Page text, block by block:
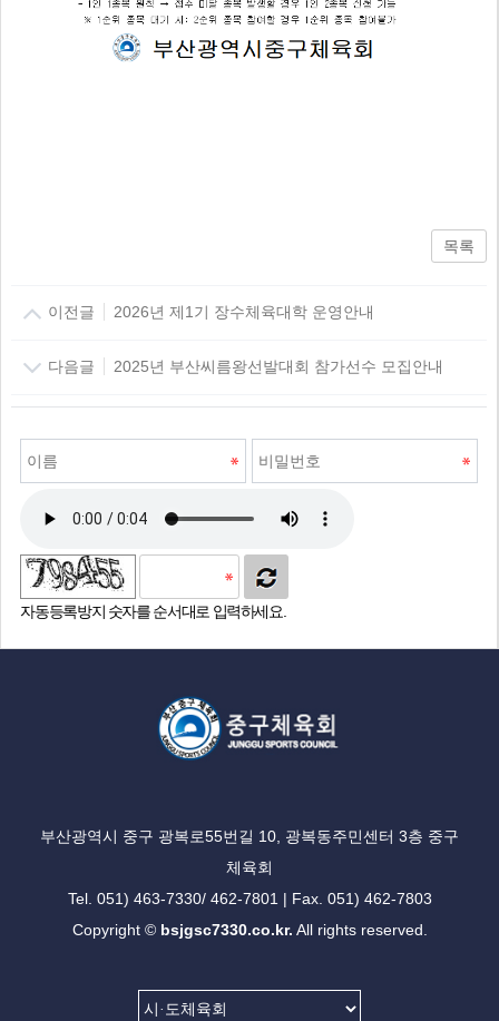
목록
이전글 2026년 제1기 장수체육대학 운영안내
다음글 2025년 부산씨름왕선발대회 참가선수 모집안내
자동등록방지 숫자를 순서대로 입력하세요.
부산광역시 중구 광복로55번길 10, 광복동주민센터 3층 중구
체육회
Tel. 051) 463-7330/ 462-7801 | Fax. 051) 462-7803
Copyright © bsjgsc7330.co.kr. All rights reserved.